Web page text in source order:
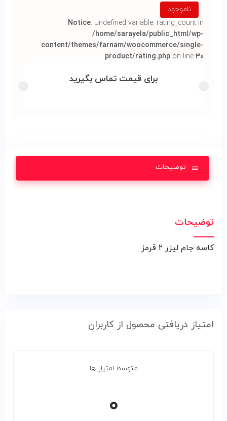
ناموجود
Notice: Undefined variable: rating_count in
/home/sarayela/public_html/wp-
content/themes/farnam/woocommerce/single-
product/rating.php on line۳۰
برای قیمت تماس بگیرید
توضیحات
توضیحات
کاسه جام ليزر ۲ قرمز
امتیاز دریافتی محصول از کاربران
متوسط امتیاز ها
۰